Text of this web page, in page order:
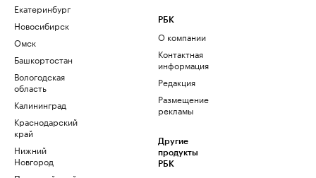
Екатеринбург
Новосибирск
Омск
Башкортостан
Вологодская
область
Калининград
Краснодарский
край
Нижний
Новгород
РБК
О компании
Контактная
информация
Редакция
Размещение
рекламы
Другие
продукты
РБК